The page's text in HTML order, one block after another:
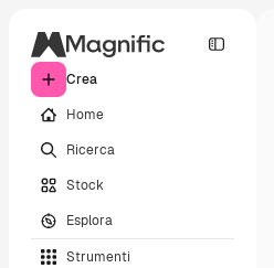
Crea
Home
Ricerca
Stock
Esplora
Strumenti